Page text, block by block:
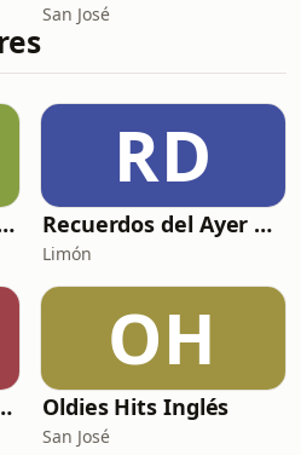
San José
90.3 FM
RD
Recuerdos del Ayer Radio
Limón
Interactiva
OH
Oldies Hits Inglés
San José